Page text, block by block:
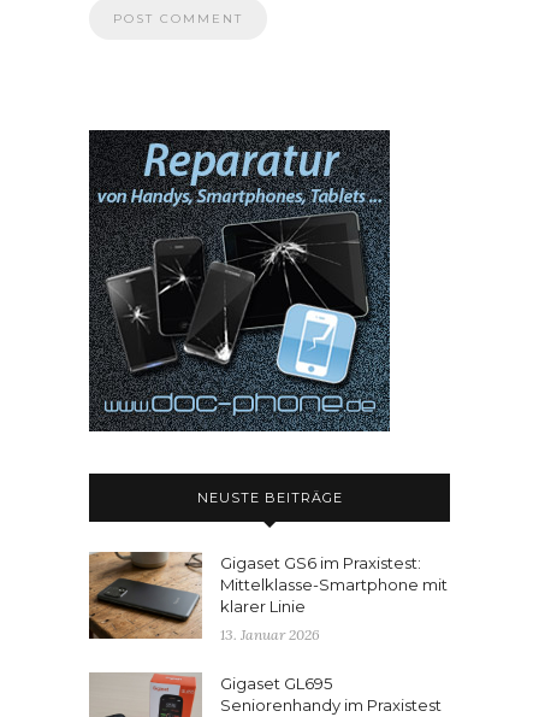
NEUSTE BEITRÄGE
Gigaset GS6 im Praxistest:
Mittelklasse-Smartphone mit
klarer Linie
13. Januar 2026
Gigaset GL695
Seniorenhandy im Praxistest